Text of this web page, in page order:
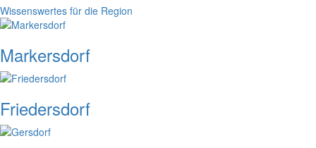
Wissenswertes für die Region
Markersdorf
Friedersdorf